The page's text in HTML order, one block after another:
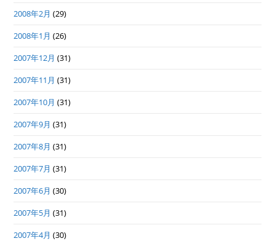
2008年2月 (29)
2008年1月 (26)
2007年12月 (31)
2007年11月 (31)
2007年10月 (31)
2007年9月 (31)
2007年8月 (31)
2007年7月 (31)
2007年6月 (30)
2007年5月 (31)
2007年4月 (30)